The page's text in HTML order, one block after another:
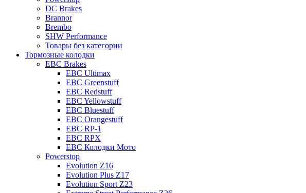
DC Brakes
Brannor
Brembo
SHW Performance
Товары без категории
Тормозные колодки
EBC Brakes
EBC Ultimax
EBC Greenstuff
EBC Redstuff
EBC Yellowstuff
EBC Bluestuff
EBC Orangestuff
EBC RP-1
EBC RPX
EBC Колодки Мото
Powerstop
Evolution Z16
Evolution Plus Z17
Evolution Sport Z23